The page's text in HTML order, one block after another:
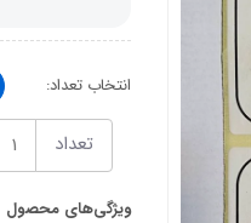
انتخاب تعداد:
تعداد
ویژگی‌های محصول